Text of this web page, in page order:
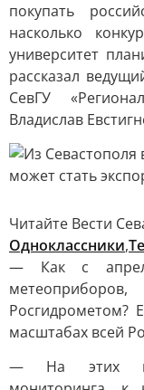
покупать
насколько
университет
рассказал
СевГУ
Владислав
Читайте Вести
Одноклассники,
— Как с
Росгидрометом?
масштабах всей
— На этих